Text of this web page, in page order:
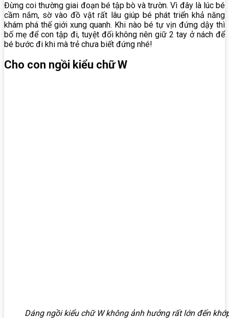
Đừng coi thường giai đoạn bé tập bò và trườn. Vì đây là lúc bé
cầm nắm, sờ vào đồ vật rất lâu giúp bé phát triển khả năng
khám phá thế giới xung quanh. Khi nào bé tự vịn đứng dậy thì
bố mẹ để con tập đi, tuyệt đối không nên giữ 2 tay ở nách để
bé bước đi khi mà trẻ chưa biết đứng nhé!
Cho con ngồi kiểu chữ W
Dáng ngồi kiểu chữ W không ảnh hưởng rất lớn đến